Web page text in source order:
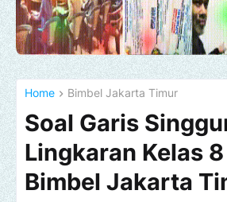
Home Bimbel Jakarta Timur
Soal Garis
Lingkaran Kelas
Bimbel Jakarta